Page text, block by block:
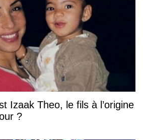
Izaak Theo, le fils à l’origine
?